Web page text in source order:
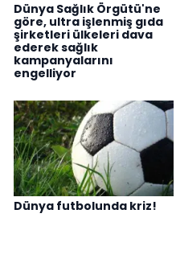
Dünya Sağlık Örgütü'ne
göre, ultra işlenmiş gıda
şirketleri ülkeleri dava
ederek sağlık
kampanyalarını
engelliyor
Dünya futbolunda kriz!